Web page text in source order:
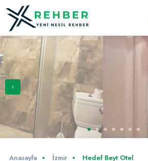
Anasayfa İzmir Hedef Beyt Otel